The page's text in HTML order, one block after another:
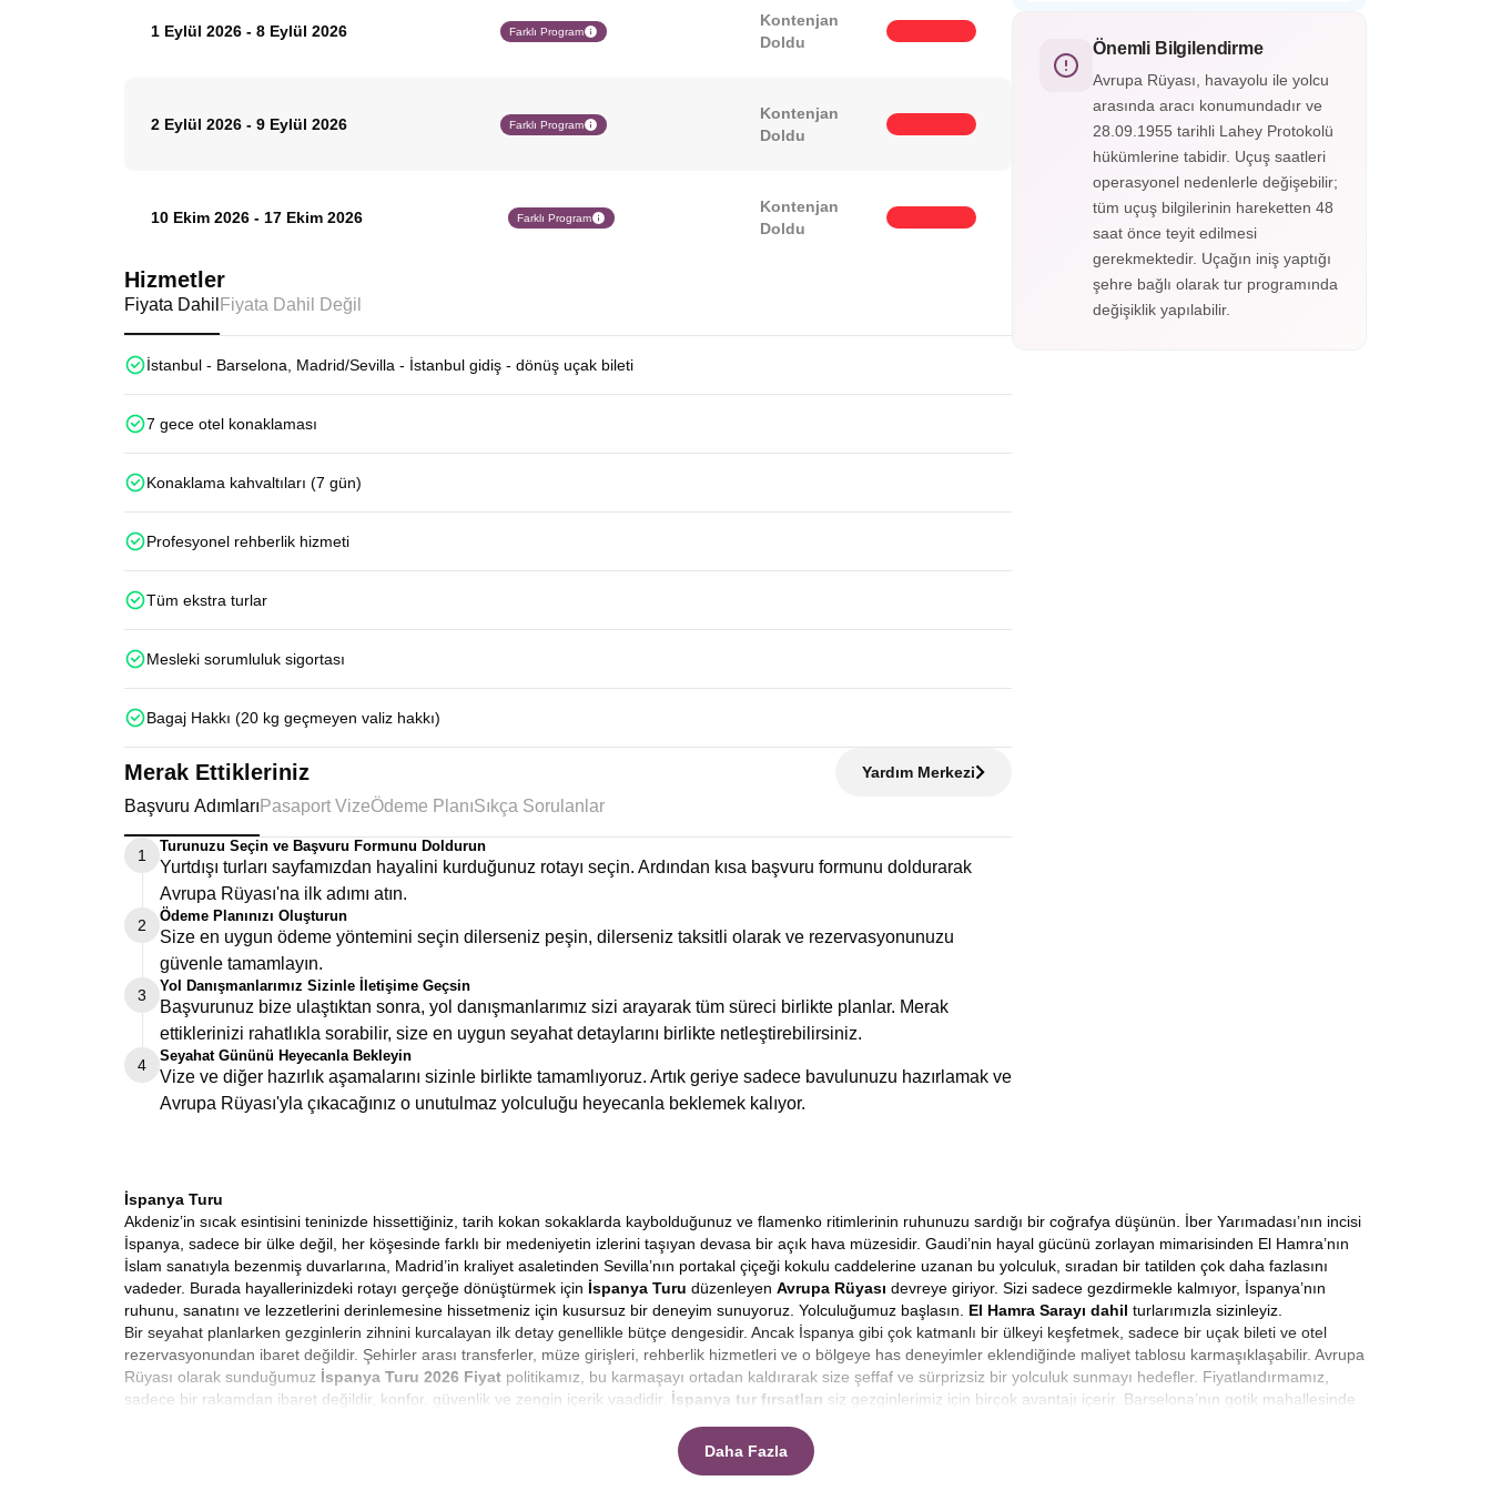
1 Eylül 2026 - 8 Eylül 2026 Farklı Program
Kontenjan
Doldu
2 Eylül 2026 - 9 Eylül 2026 Farklı Program
Kontenjan
Doldu
10 Ekim 2026 - 17 Ekim 2026 Farklı Program
Kontenjan
Doldu
Hizmetler
Fiyata Dahil Fiyata Dahil Değil
İstanbul - Barselona, Madrid/Sevilla - İstanbul gidiş - dönüş uçak bileti
7 gece otel konaklaması
Konaklama kahvaltıları (7 gün)
Profesyonel rehberlik hizmeti
Tüm ekstra turlar
Mesleki sorumluluk sigortası
Bagaj Hakkı (20 kg geçmeyen valiz hakkı)
Merak Ettikleriniz Yardım Merkezi
Başvuru Adımları Pasaport VizeÖdeme Planı Sıkça Sorulanlar
1
Turunuzu Seçin ve Başvuru Formunu Doldurun
Yurtdışı turları sayfamızdan hayalini kurduğunuz rotayı seçin. Ardından kısa başvuru formunu doldurarak
Avrupa Rüyası'na ilk adımı atın.
2
Ödeme Planınızı Oluşturun
Size en uygun ödeme yöntemini seçin dilerseniz peşin, dilerseniz taksitli olarak ve rezervasyonunuzu
güvenle tamamlayın.
3
Yol Danışmanlarımız Sizinle İletişime Geçsin
Başvurunuz bize ulaştıktan sonra, yol danışmanlarımız sizi arayarak tüm süreci birlikte planlar. Merak
ettiklerinizi rahatlıkla sorabilir, size en uygun seyahat detaylarını birlikte netleştirebilirsiniz.
4
Seyahat Gününü Heyecanla Bekleyin
Vize ve diğer hazırlık aşamalarını sizinle birlikte tamamlıyoruz. Artık geriye sadece bavulunuzu hazırlamak ve
Avrupa Rüyası'yla çıkacağınız o unutulmaz yolculuğu heyecanla beklemek kalıyor.
manzaralarıyla adeta bir açık hava
müzesidir.
Mağribi mirasıdır. Her taşında tarih, her
köşesinde zarafet gizlidir; El Hamra,
zamanda yolculuğun en büyüleyici
duraklarından biridir.
Önemli Bilgilendirme
Avrupa Rüyası, havayolu ile yolcu
arasında aracı konumundadır ve
28.09.1955 tarihli Lahey Protokolü
hükümlerine tabidir. Uçuş saatleri
operasyonel nedenlerle değişebilir;
tüm uçuş bilgilerinin hareketten 48
saat önce teyit edilmesi
gerekmektedir. Uçağın iniş yaptığı
şehre bağlı olarak tur programında
değişiklik yapılabilir.
İspanya Turu
Akdeniz’in sıcak esintisini teninizde hissettiğiniz, tarih kokan sokaklarda kaybolduğunuz ve flamenko ritimlerinin ruhunuzu sardığı bir coğrafya düşünün. İber Yarımadası’nın incisi
İspanya, sadece bir ülke değil, her köşesinde farklı bir medeniyetin izlerini taşıyan devasa bir açık hava müzesidir. Gaudi’nin hayal gücünü zorlayan mimarisinden El Hamra’nın
İslam sanatıyla bezenmiş duvarlarına, Madrid’in kraliyet asaletinden Sevilla’nın portakal çiçeği kokulu caddelerine uzanan bu yolculuk, sıradan bir tatilden çok daha fazlasını
vadeder. Burada hayallerinizdeki rotayı gerçeğe dönüştürmek için İspanya Turu düzenleyen Avrupa Rüyası devreye giriyor. Sizi sadece gezdirmekle kalmıyor, İspanya’nın
ruhunu, sanatını ve lezzetlerini derinlemesine hissetmeniz için kusursuz bir deneyim sunuyoruz. Yolculuğumuz başlasın. El Hamra Sarayı dahil turlarımızla sizinleyiz.
Bir seyahat planlarken gezginlerin zihnini kurcalayan ilk detay genellikle bütçe dengesidir. Ancak İspanya gibi çok katmanlı bir ülkeyi keşfetmek, sadece bir uçak bileti ve otel
rezervasyonundan ibaret değildir. Şehirler arası transferler, müze girişleri, rehberlik hizmetleri ve o bölgeye has deneyimler eklendiğinde maliyet tablosu karmaşıklaşabilir. Avrupa
Rüyası olarak sunduğumuz İspanya Turu 2026 Fiyat politikamız, bu karmaşayı ortadan kaldırarak size şeffaf ve sürprizsiz bir yolculuk sunmayı hedefler. Fiyatlandırmamız,
sadece bir rakamdan ibaret değildir, konfor, güvenlik ve zengin içerik vaadidir. İspanya tur fırsatları siz gezginlerimiz için birçok avantajı içerir. Barselona’nın gotik mahallesinde
Daha Fazla